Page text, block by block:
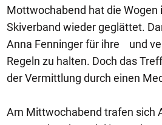
Mottwochabend hat die Wogen
Skiverband wieder geglättet.
Anna Fenninger für ihre und
Regeln zu halten. Doch das
der Vermittlung durch einen
Am Mittwochabend trafen sich